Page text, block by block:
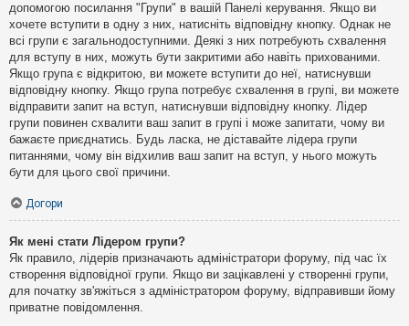
допомогою посилання "Групи" в вашій Панелі керування. Якщо ви
хочете вступити в одну з них, натисніть відповідну кнопку. Однак не
всі групи є загальнодоступними. Деякі з них потребують схвалення
для вступу в них, можуть бути закритими або навіть прихованими.
Якщо група є відкритою, ви можете вступити до неї, натиснувши
відповідну кнопку. Якщо група потребує схвалення в групі, ви можете
відправити запит на вступ, натиснувши відповідну кнопку. Лідер
групи повинен схвалити ваш запит в групі і може запитати, чому ви
бажаєте приєднатись. Будь ласка, не діставайте лідера групи
питаннями, чому він відхилив ваш запит на вступ, у нього можуть
бути для цього свої причини.
Догори
Як мені стати Лідером групи?
Як правило, лідерів призначають адміністратори форуму, під час їх
створення відповідної групи. Якщо ви зацікавлені у створенні групи,
для початку зв'яжіться з адміністратором форуму, відправивши йому
приватне повідомлення.